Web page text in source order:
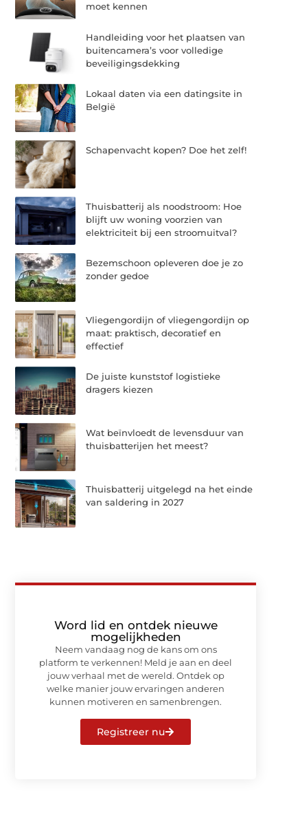
moet kennen
Handleiding voor het plaatsen van
buitencamera’s voor volledige
beveiligingsdekking
Lokaal daten via een datingsite in
België
Schapenvacht kopen? Doe het zelf!
Thuisbatterij als noodstroom: Hoe
blijft uw woning voorzien van
elektriciteit bij een stroomuitval?
Bezemschoon opleveren doe je zo
zonder gedoe
Vliegengordijn of vliegengordijn op
maat: praktisch, decoratief en
effectief
De juiste kunststof logistieke
dragers kiezen
Wat beïnvloedt de levensduur van
thuisbatterijen het meest?
Thuisbatterij uitgelegd na het einde
van saldering in 2027
Word lid en ontdek nieuwe
mogelijkheden
Neem vandaag nog de kans om ons
platform te verkennen! Meld je aan en deel
jouw verhaal met de wereld. Ontdek op
welke manier jouw ervaringen anderen
kunnen motiveren en samenbrengen.
Registreer nu